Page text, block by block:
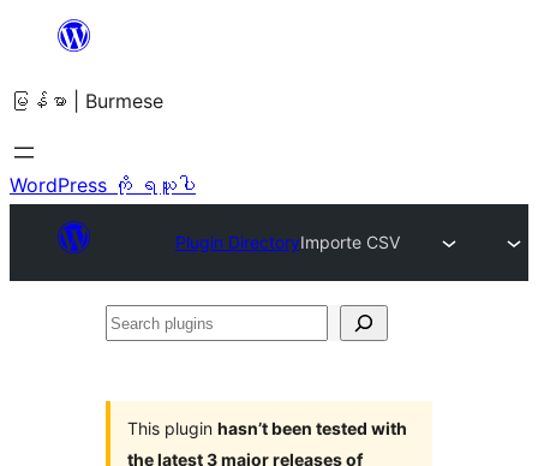
အကြောင်းအရာ
ကျော်သွား
ရန်
မြန်မာ | Burmese
WordPress ကို ရယူပါ
Plugin DirectoryImporte CSV
Search
This plugin hasn’t been tested with
the latest 3 major releases of